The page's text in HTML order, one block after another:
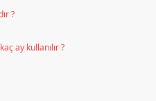
?
ay kullanılır ?